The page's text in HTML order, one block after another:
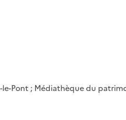
le-Pont ; Médiathèque du